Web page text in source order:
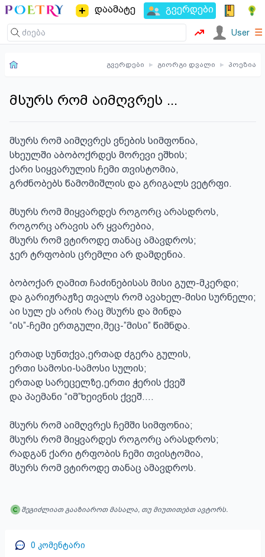
დაამატე გვერდები
User ☰
გვერდები ▸ გიორგი დვალი ▸ პოეზია
მსურს რომ აიმღვრეს ...
მსურს რომ აიმღვრეს ვნების სიმფონია,
სხეულში აბობოქრდეს მორევი ეშხის;
ქარი სიყვარულის ჩემი თვისტომია,
გრძნობებს წამომიშლის და გრიგალს ვეტრფი.
მსურს რომ მიყვარდეს როგორც არასდროს,
როგორც არავის არ ყვარებია,
მსურს რომ ვტიროდე თანაც ამავდროს;
ჯერ ტრფობის ცრემლი არ დამდენია.
ბობოქარ ღამით ჩაძინებისას მისი გულ-მკერდი;
და გარიჟრაჟზე თვალს რომ ავახელ-მისი სურნელი;
აი სულ ეს არის რაც მსურს და მინდა
“ის”-ჩემი ერთგული,მეც-”მისი” წიმნდა.
ერთად სუნთქვა,ერთად ძგერა გულის,
ერთი სამოსი-სამოსი სულის;
ერთად სარეცელზე,ერთი ჭერის ქვეშ
და პაემანი “იმ”ხეივნის ქვეშ….
მსურს რომ აიმღვრეს ჩემში სიმფონია;
მსურს რომ მიყვარდეს როგორც არასდროს;
რადგან ქარი ტრფობის ჩემი თვისტომია,
მსურს რომ ვტიროდე თანაც ამავდროს.
შეგიძლიათ გააზიაროთ მასალა, თუ მიუთითებთ ავტორს.
0 კომენტარი